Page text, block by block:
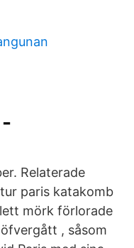
Relaterade
paris katakomb
mörk förlorade
, såsom